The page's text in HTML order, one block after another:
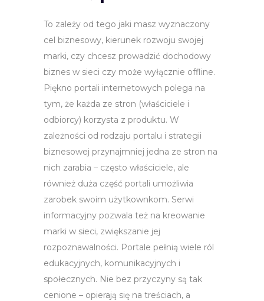
To zależy od tego jaki masz wyznaczony
cel biznesowy, kierunek rozwoju swojej
marki, czy chcesz prowadzić dochodowy
biznes w sieci czy może wyłącznie offline.
Piękno portali internetowych polega na
tym, że każda ze stron (właściciele i
odbiorcy) korzysta z produktu. W
zależności od rodzaju portalu i strategii
biznesowej przynajmniej jedna ze stron na
nich zarabia – często właściciele, ale
również duża część portali umożliwia
zarobek swoim użytkownkom. Serwi
informacyjny pozwala też na kreowanie
marki w sieci, zwiększanie jej
rozpoznawalności. Portale pełnią wiele ról
edukacyjnych, komunikacyjnych i
społecznych. Nie bez przyczyny są tak
cenione – opierają się na treściach, a